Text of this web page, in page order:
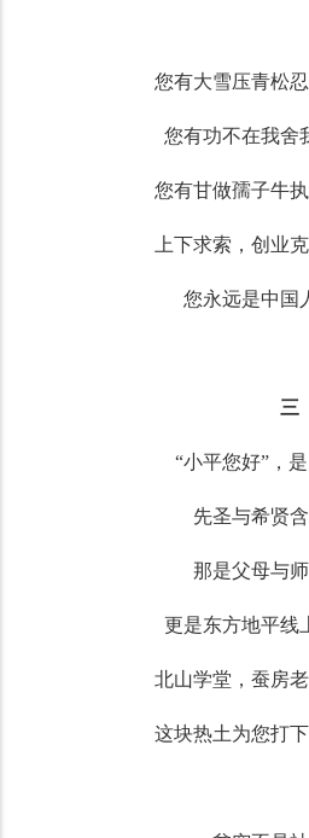
您有大雪压青松
您有功不在我舍
您有甘做孺子牛
上下求索，创业
您永远是中国
三
“小平您好”，
先圣与希贤
那是父母与
更是东方地平线
北山学堂，蚕房
这块热土为您打